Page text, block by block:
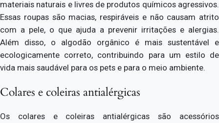
materiais naturais e livres de produtos químicos agressivos.
Essas roupas são macias, respiráveis e não causam atrito
com a pele, o que ajuda a prevenir irritações e alergias.
Além disso, o algodão orgânico é mais sustentável e
ecologicamente correto, contribuindo para um estilo de
vida mais saudável para os pets e para o meio ambiente.
Colares e coleiras antialérgicas
Os colares e coleiras antialérgicas são acessórios